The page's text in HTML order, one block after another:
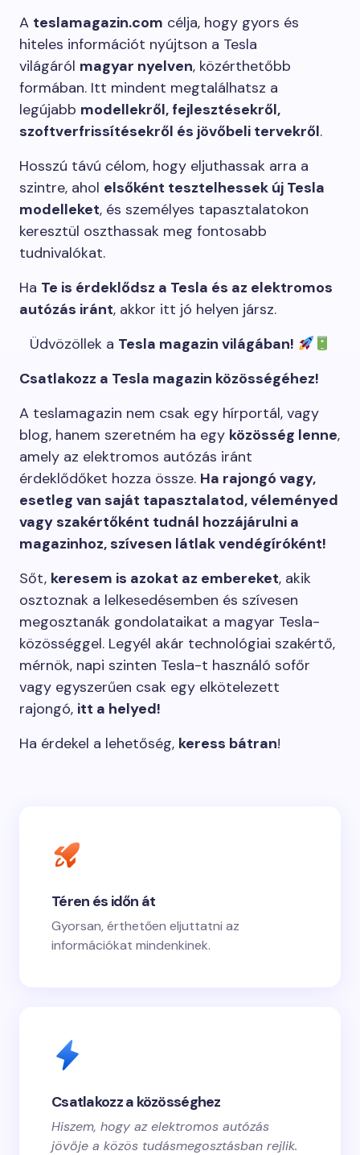
A teslamagazin.com célja, hogy gyors és
hiteles információt nyújtson a Tesla
világáról magyar nyelven, közérthetőbb
formában. Itt mindent megtalálhatsz a
legújabb modellekről, fejlesztésekről,
szoftverfrissítésekről és jövőbeli tervekről.
Hosszú távú célom, hogy eljuthassak arra a
szintre, ahol elsőként tesztelhessek új Tesla
modelleket, és személyes tapasztalatokon
keresztül oszthassak meg fontosabb
tudnivalókat.
Ha Te is érdeklődsz a Tesla és az elektromos
autózás iránt, akkor itt jó helyen jársz.
Üdvözöllek a Tesla magazin világában!
Csatlakozz a Tesla magazin közösségéhez!
A teslamagazin nem csak egy hírportál, vagy
blog, hanem szeretném ha egy közösség lenne,
amely az elektromos autózás iránt
érdeklődőket hozza össze. Ha rajongó vagy,
esetleg van saját tapasztalatod, véleményed
vagy szakértőként tudnál hozzájárulni a
magazinhoz, szívesen látlak vendégíróként!
Sőt, keresem is azokat az embereket, akik
osztoznak a lelkesedésemben és szívesen
megosztanák gondolataikat a magyar Tesla-
közösséggel. Legyél akár technológiai szakértő,
mérnök, napi szinten Tesla-t használó sofőr
vagy egyszerűen csak egy elkötelezett
rajongó, itt a helyed!
Ha érdekel a lehetőség, keress bátran!
Téren és időn át
Gyorsan, érthetően eljuttatni az
információkat mindenkinek.
Csatlakozz a közösséghez
Hiszem, hogy az elektromos autózás
jövője a közös tudásmegosztásban rejlik.